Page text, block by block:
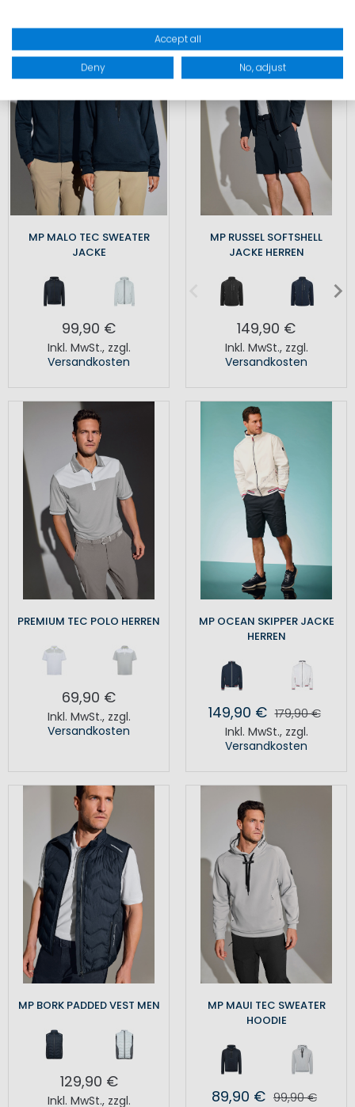
MP MALO TEC SWEATER
JACKE
99,90 €
Inkl. MwSt., zzgl.
Versandkosten
MP RUSSEL SOFTSHELL
JACKE HERREN
149,90 €
Inkl. MwSt., zzgl.
Versandkosten
PREMIUM TEC POLO HERREN
69,90 €
Inkl. MwSt., zzgl.
Versandkosten
MP OCEAN SKIPPER JACKE
HERREN
149,90 € 179,90 €
Inkl. MwSt., zzgl.
Versandkosten
MP BORK PADDED VEST MEN
129,90 €
Inkl. MwSt., zzgl.
MP MAUI TEC SWEATER
HOODIE
89,90 € 99,90 €
Accept all
Deny No, adjust